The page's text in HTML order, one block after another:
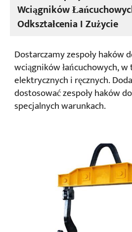
Wciągników
Odkształcenia I Zużycie
Dostarczamy zespoły haków
wciągników łańcuchowych,
elektrycznych i ręcznych.
dostosować zespoły haków
specjalnych warunkach.